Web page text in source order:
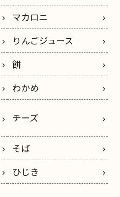
マカロニ
りんごジュース
餅
わかめ
チーズ
そば
ひじき